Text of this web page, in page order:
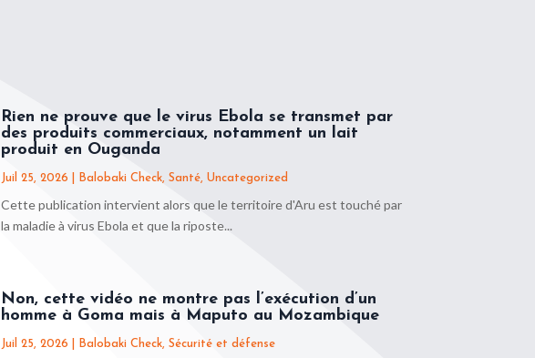
Rien ne prouve que le virus Ebola se transmet par
des produits commerciaux, notamment un lait
produit en Ouganda
Juil 25, 2026 Balobaki Check,Santé,Uncategorized
Cette publication intervient alors que le territoire d'Aru est touché par
la maladie à virus Ebola et que la riposte...
Non, cette vidéo ne montre pas l’exécution d’un
homme à Goma mais à Maputo au Mozambique
Juil 25, 2026 Balobaki Check,Sécurité et défense